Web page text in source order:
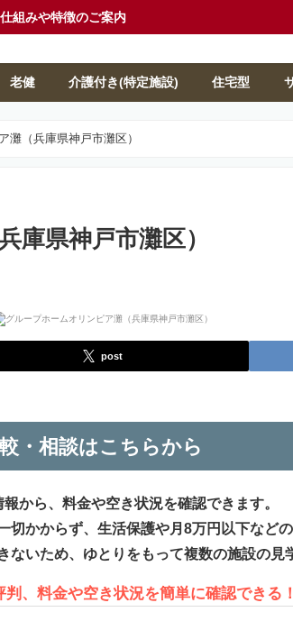
組みや特徴のご案内
老健 介護付き(特定施設) 住宅型
灘（兵庫県神戸市灘区）
庫県神戸市灘区）
post
・相談はこちらから
から、料金や空き状況を確認できます。
かからず、生活保護や月8万円以下など
いため、ゆとりをもって複数の施設の見
判、料金や空き状況を簡単に確認できる！